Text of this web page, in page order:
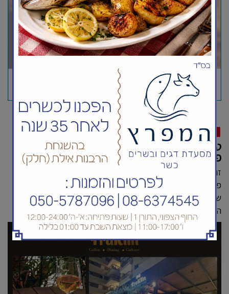
מסחרי
טרקלין אילת נולדה מחדש - כשהדור הצעיר
פוגש קולינריה, עיצוב וחוויה
זוכרים את הטרקלין? מסעדה חלבית כשרה הממוקמת בחזית
פרוייקט נווה צדק ברחוב האלמוגים? ● עכשיו תשכחו את כל מה
שהכרתם ותנו קפיצה לטרקלין המחודש ● בשלושת החודשים
האחרונים מגלה מי שנכנס למקום שמשהו השתנה. למ...